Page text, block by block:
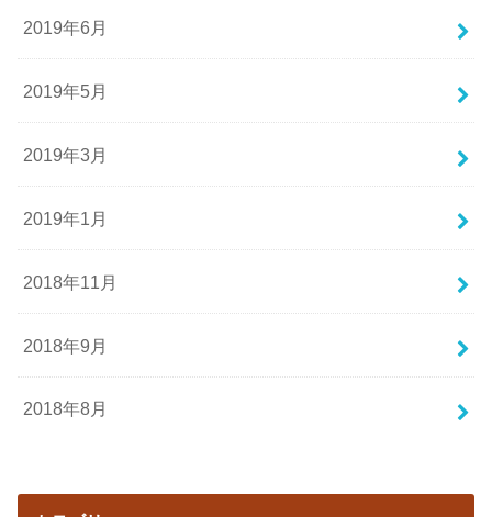
2019年6月
2019年5月
2019年3月
2019年1月
2018年11月
2018年9月
2018年8月